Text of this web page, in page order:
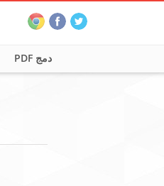
دمج PDF